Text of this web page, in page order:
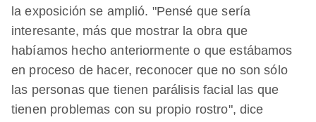
la exposición se amplió. "Pensé que sería
interesante, más que mostrar la obra que
habíamos hecho anteriormente o que estábamos
en proceso de hacer, reconocer que no son sólo
las personas que tienen parálisis facial las que
tienen problemas con su propio rostro", dice